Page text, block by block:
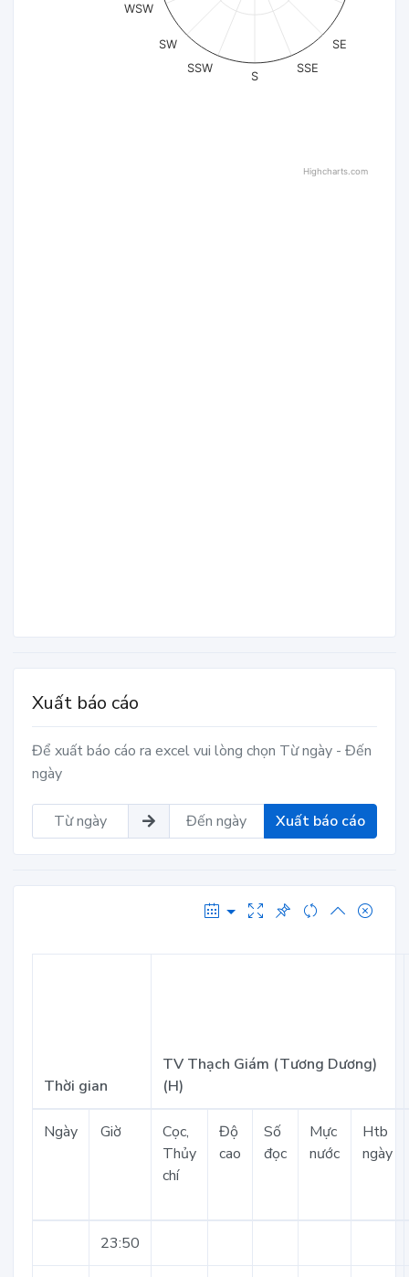
SE
SSE
S
SSW
SW
WSW
Highcharts.com
Xuất báo cáo
Để xuất báo cáo ra excel vui lòng chọn Từ ngày - Đến
ngày
Xuất báo cáo
Thời gian
TV Thạch Giám (Tương Dương)
(H)
Ngày Giờ
Cọc,
Thủy
chí
Độ
cao
Số
đọc
Mực
nước
Htb
ngày
23:50